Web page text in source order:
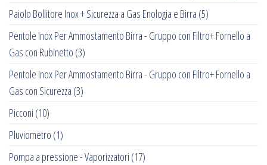
Paiolo Bollitore Inox + Sicurezza a Gas Enologia e Birra (5)
Pentole Inox Per Ammostamento Birra - Gruppo con Filtro+ Fornello a
Gas con Rubinetto (3)
Pentole Inox Per Ammostamento Birra - Gruppo con Filtro+ Fornello a
Gas con Sicurezza (3)
Picconi (10)
Pluviometro (1)
Pompa a pressione - Vaporizzatori (17)